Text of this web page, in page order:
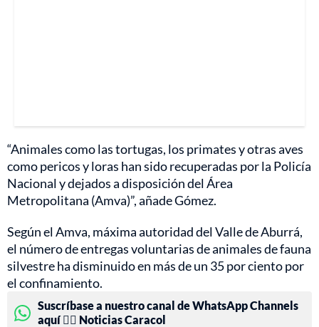
“Animales como las tortugas, los primates y otras aves
como pericos y loras han sido recuperadas por la Policía
Nacional y dejados a disposición del Área
Metropolitana (Amva)”, añade Gómez.
Según el Amva, máxima autoridad del Valle de Aburrá,
el número de entregas voluntarias de animales de fauna
silvestre ha disminuido en más de un 35 por ciento por
el confinamiento.
Suscríbase a nuestro canal de WhatsApp Channels
aquí 👉🏻 Noticias Caracol